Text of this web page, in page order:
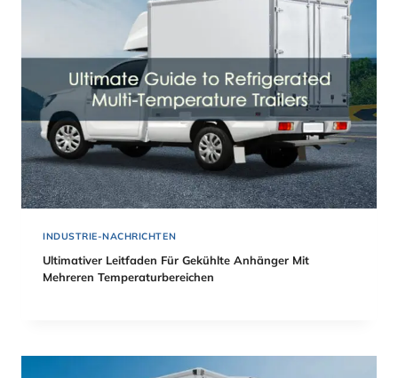
INDUSTRIE-NACHRICHTEN
Ultimativer Leitfaden Für Gekühlte Anhänger Mit
Mehreren Temperaturbereichen